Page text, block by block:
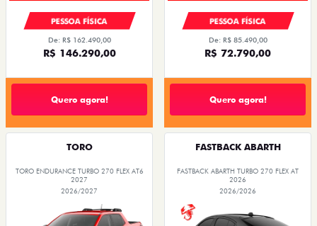
PESSOA FÍSICA
De: R$ 162.490,00
R$ 146.290,00
Quero agora!
PESSOA FÍSICA
De: R$ 85.490,00
R$ 72.790,00
Quero agora!
TORO
TORO ENDURANCE TURBO 270 FLEX AT6
2027
2026/2027
FASTBACK ABARTH
FASTBACK ABARTH TURBO 270 FLEX AT
2026
2026/2026